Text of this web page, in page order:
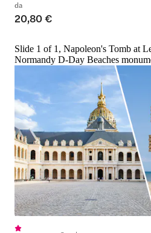
da
20,80 €
Slide 1 of 1, Napoleon's Tomb at
Normandy D-Day Beaches